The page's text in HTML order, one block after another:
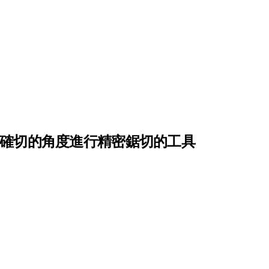
切的角度進行精密鋸切的工具